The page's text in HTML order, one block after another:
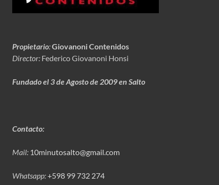
Propietario:Giovanoni Contenidos
Director: Federico Giovanoni Honsi
Fundado el 3 de Agosto de 2009 en Salto
Contacto:
Mail: 10minutosalto@gmail.com
Whatsapp:+598 99 732 274